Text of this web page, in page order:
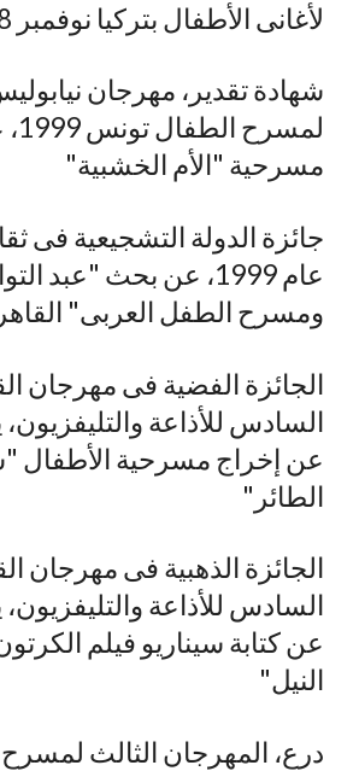
لأغانى الأطفال بتركيا نوفمبر 1998
شهادة تقدير، مهرجان
مسرحية "الأم الخشبية"
جائزة الدولة التشجيعية فى
عام 1999، عن بحث "عبد
ومسرح الطفل العربى"
الجائزة الفضية فى مهرجان
عن إخراج مسرحية الأطفال
الطائر"
الجائزة الذهبية فى مهرجان
عن كتابة سيناريو فيلم
النيل"
درع، المهرجان الثالث